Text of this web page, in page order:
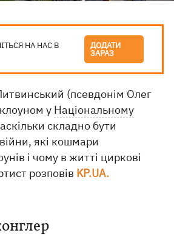
НА НАС В ДОДАТИ
ЗАРАЗ
(псевдонім Олег
у Національному
складно бути
які кошмари
і чому в житті циркові
розповів KP.UA.